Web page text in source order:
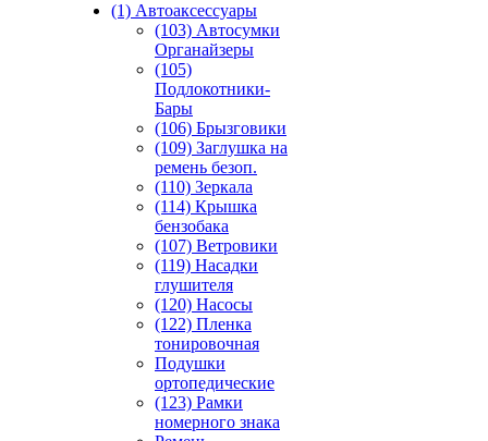
(1) Автоаксессуары
(103) Автосумки
Органайзеры
(105)
Подлокотники-
Бары
(106) Брызговики
(109) Заглушка на
ремень безоп.
(110) Зеркала
(114) Крышка
бензобака
(107) Ветровики
(119) Насадки
глушителя
(120) Насосы
(122) Пленка
тонировочная
Подушки
ортопедические
(123) Рамки
номерного знака